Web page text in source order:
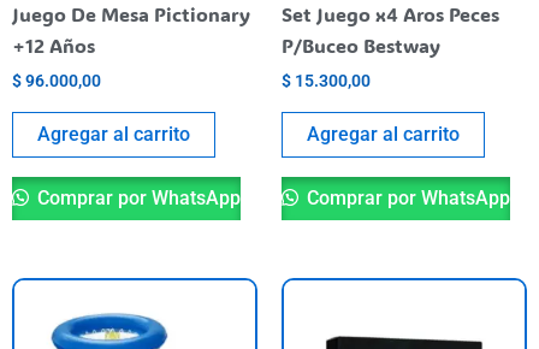
Juego De Mesa Pictionary
+12 Años
$96.000,00
Agregar al carrito
Comprar por WhatsApp
Set Juego x4 Aros Peces
P/Buceo Bestway
$ 15.300,00
Agregar al carrito
Comprar por WhatsApp